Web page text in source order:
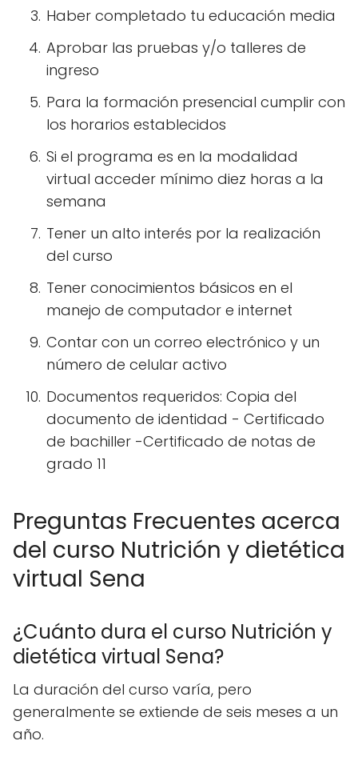
Haber completado tu educación media
Aprobar las pruebas y/o talleres de
ingreso
Para la formación presencial cumplir con
los horarios establecidos
Si el programa es en la modalidad
virtual acceder mínimo diez horas a la
semana
Tener un alto interés por la realización
del curso
Tener conocimientos básicos en el
manejo de computador e internet
Contar con un correo electrónico y un
número de celular activo
Documentos requeridos: Copia del
documento de identidad - Certificado
de bachiller -Certificado de notas de
grado 11
Preguntas Frecuentes acerca
del curso Nutrición y dietética
virtual Sena
¿Cuánto dura el curso Nutrición y
dietética virtual Sena?
La duración del curso varía, pero
generalmente se extiende de seis meses a un
año.